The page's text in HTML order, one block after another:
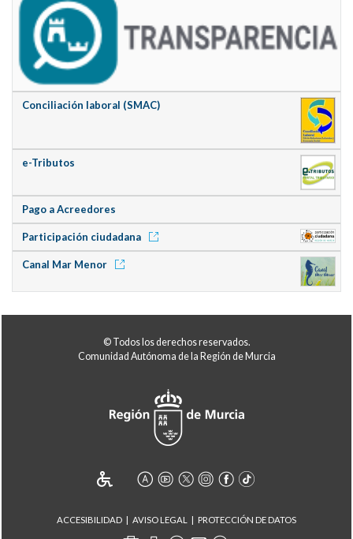
Conciliación laboral (SMAC)
e-Tributos
Pago a Acreedores
Participación ciudadana
Canal Mar Menor
© Todos los derechos reservados.
Comunidad Autónoma de la Región de Murcia
ACCESIBILIDAD AVISO LEGAL PROTECCIÓN DE DATOS